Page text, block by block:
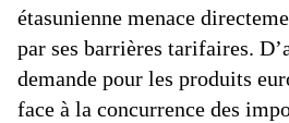
étasunienne menace
par ses barrières tarifaires.
demande pour les produits
face à la concurrence des